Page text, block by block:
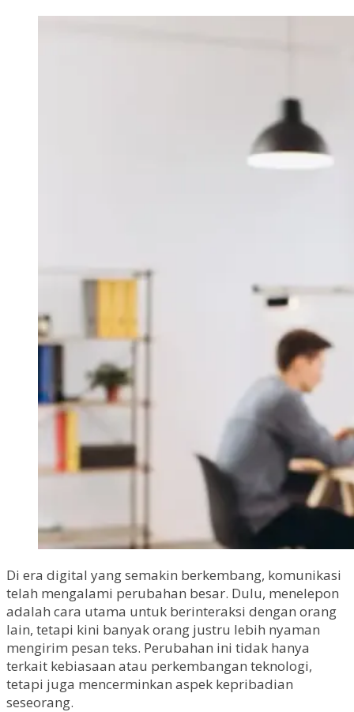
Di era digital yang semakin berkembang, komunikasi
telah mengalami perubahan besar. Dulu, menelepon
adalah cara utama untuk berinteraksi dengan orang
lain, tetapi kini banyak orang justru lebih nyaman
mengirim pesan teks. Perubahan ini tidak hanya
terkait kebiasaan atau perkembangan teknologi,
tetapi juga mencerminkan aspek kepribadian
seseorang.